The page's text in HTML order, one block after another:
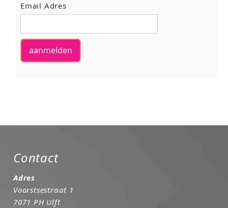
Email Adres
Contact
Adres
Voorstsestraat 1
7071 PH Ulft